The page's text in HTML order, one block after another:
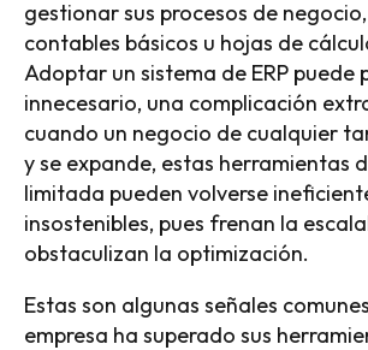
gestionar sus procesos de
contables básicos u hojas de
Adoptar un sistema de ERP puede
innecesario, una complicación
cuando un negocio de cualquier
y se expande, estas herramientas
limitada pueden volverse
insostenibles, pues frenan la
obstaculizan la optimización.
Estas son algunas señales
empresa ha superado sus